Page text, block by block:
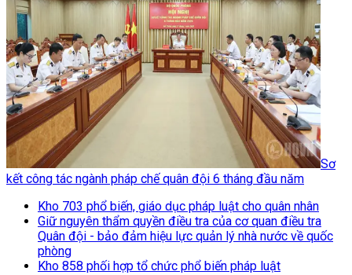
Sơ
kết công tác ngành pháp chế quân đội 6 tháng đầu năm
Kho 703 phổ biến, giáo dục pháp luật cho quân nhân
Giữ nguyên thẩm quyền điều tra của cơ quan điều tra
Quân đội - bảo đảm hiệu lực quản lý nhà nước về quốc
phòng
Kho 858 phối hợp tổ chức phổ biến pháp luật